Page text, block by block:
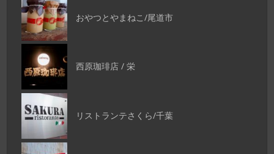
おやつとやまねこ/尾道市
西原珈琲店 / 栄
リストランテさくら/千葉